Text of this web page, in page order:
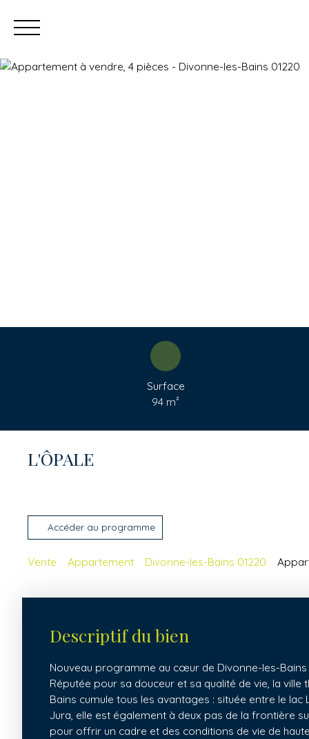
Surface
94 m²
L'ÔPALE
Accéder au programme
Vente Appartement Divonne-les-Bains 01220
Descriptif du bien
Nouveau programme au cœur de Divonne-les-Bains
Réputée pour sa douceur et sa qualité de vie, la ville
Bains cumule tous les avantages : située entre le lac
Jura, elle est également à deux pas de la frontière
pour offrir un cadre et des conditions de vie de